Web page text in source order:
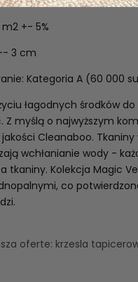
+- 5%
3 cm
Kategoria A (60 000
łagodnych środków
Z myślą o najwyższym
Cleanaboo.
wchłanianie wody -
tkaniny. Kolekcja Magic
co
oferte: krzesla